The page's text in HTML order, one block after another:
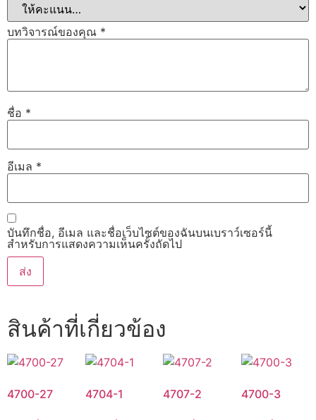
บทวิจารณ์ของคุณ *
ชื่อ *
อีเมล *
บันทึกชื่อ, อีเมล และชื่อเว็บไซต์ของฉันบนเบราว์เซอร์นี้
สำหรับการแสดงความเห็นครั้งถัดไป
สินค้าที่เกี่ยวข้อง
4700-27 4704-1 4707-2 4700-3